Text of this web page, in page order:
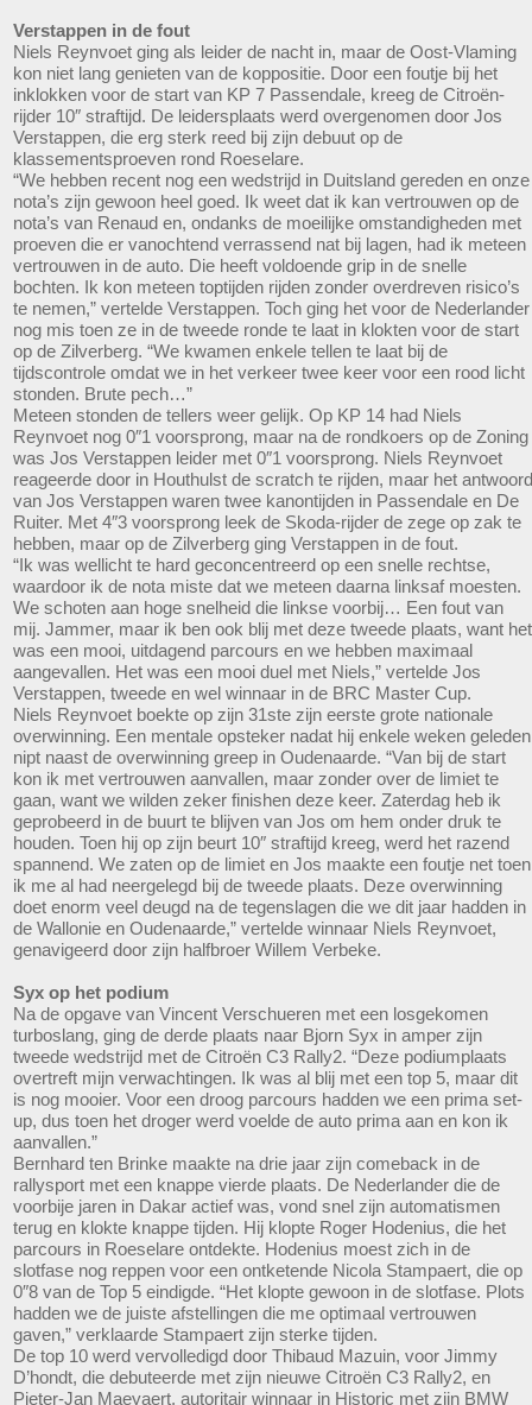
Verstappen in de fout
Niels Reynvoet ging als leider de nacht in, maar de Oost-Vlaming
kon niet lang genieten van de koppositie. Door een foutje bij het
inklokken voor de start van KP 7 Passendale, kreeg de Citroën-
rijder 10″ straftijd. De leidersplaats werd overgenomen door Jos
Verstappen, die erg sterk reed bij zijn debuut op de
klassementsproeven rond Roeselare.
“We hebben recent nog een wedstrijd in Duitsland gereden en onze
nota’s zijn gewoon heel goed. Ik weet dat ik kan vertrouwen op de
nota’s van Renaud en, ondanks de moeilijke omstandigheden met
proeven die er vanochtend verrassend nat bij lagen, had ik meteen
vertrouwen in de auto. Die heeft voldoende grip in de snelle
bochten. Ik kon meteen toptijden rijden zonder overdreven risico’s
te nemen,” vertelde Verstappen. Toch ging het voor de Nederlander
nog mis toen ze in de tweede ronde te laat in klokten voor de start
op de Zilverberg. “We kwamen enkele tellen te laat bij de
tijdscontrole omdat we in het verkeer twee keer voor een rood licht
stonden. Brute pech…”
Meteen stonden de tellers weer gelijk. Op KP 14 had Niels
Reynvoet nog 0″1 voorsprong, maar na de rondkoers op de Zoning
was Jos Verstappen leider met 0″1 voorsprong. Niels Reynvoet
reageerde door in Houthulst de scratch te rijden, maar het antwoord
van Jos Verstappen waren twee kanontijden in Passendale en De
Ruiter. Met 4″3 voorsprong leek de Skoda-rijder de zege op zak te
hebben, maar op de Zilverberg ging Verstappen in de fout.
“Ik was wellicht te hard geconcentreerd op een snelle rechtse,
waardoor ik de nota miste dat we meteen daarna linksaf moesten.
We schoten aan hoge snelheid die linkse voorbij… Een fout van
mij. Jammer, maar ik ben ook blij met deze tweede plaats, want het
was een mooi, uitdagend parcours en we hebben maximaal
aangevallen. Het was een mooi duel met Niels,” vertelde Jos
Verstappen, tweede en wel winnaar in de BRC Master Cup.
Niels Reynvoet boekte op zijn 31ste zijn eerste grote nationale
overwinning. Een mentale opsteker nadat hij enkele weken geleden
nipt naast de overwinning greep in Oudenaarde. “Van bij de start
kon ik met vertrouwen aanvallen, maar zonder over de limiet te
gaan, want we wilden zeker finishen deze keer. Zaterdag heb ik
geprobeerd in de buurt te blijven van Jos om hem onder druk te
houden. Toen hij op zijn beurt 10″ straftijd kreeg, werd het razend
spannend. We zaten op de limiet en Jos maakte een foutje net toen
ik me al had neergelegd bij de tweede plaats. Deze overwinning
doet enorm veel deugd na de tegenslagen die we dit jaar hadden in
de Wallonie en Oudenaarde,” vertelde winnaar Niels Reynvoet,
genavigeerd door zijn halfbroer Willem Verbeke.
Syx op het podium
Na de opgave van Vincent Verschueren met een losgekomen
turboslang, ging de derde plaats naar Bjorn Syx in amper zijn
tweede wedstrijd met de Citroën C3 Rally2. “Deze podiumplaats
overtreft mijn verwachtingen. Ik was al blij met een top 5, maar dit
is nog mooier. Voor een droog parcours hadden we een prima set-
up, dus toen het droger werd voelde de auto prima aan en kon ik
aanvallen.”
Bernhard ten Brinke maakte na drie jaar zijn comeback in de
rallysport met een knappe vierde plaats. De Nederlander die de
voorbije jaren in Dakar actief was, vond snel zijn automatismen
terug en klokte knappe tijden. Hij klopte Roger Hodenius, die het
parcours in Roeselare ontdekte. Hodenius moest zich in de
slotfase nog reppen voor een ontketende Nicola Stampaert, die op
0″8 van de Top 5 eindigde. “Het klopte gewoon in de slotfase. Plots
hadden we de juiste afstellingen die me optimaal vertrouwen
gaven,” verklaarde Stampaert zijn sterke tijden.
De top 10 werd vervolledigd door Thibaud Mazuin, voor Jimmy
D’hondt, die debuteerde met zijn nieuwe Citroën C3 Rally2, en
Pieter-Jan Maeyaert, autoritair winnaar in Historic met zijn BMW